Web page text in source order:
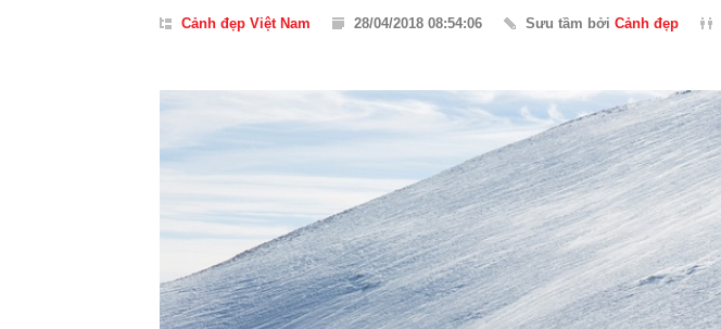
Cảnh đẹp Việt Nam 28/04/2018 08:54:06 Sưu tầm bởi Cảnh đẹp